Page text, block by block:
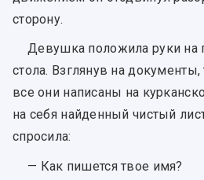
сторону.
Девушка положила руки на
стола. Взглянув на документы,
все они написаны на
на себя найденный чистый
спросила:
— Как пишется твое имя?